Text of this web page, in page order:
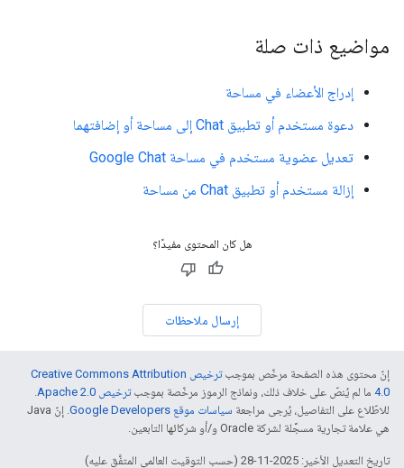
مواضيع ذات صلة
إدراج الأعضاء في مساحة
دعوة مستخدم أو تطبيق Chat إلى مساحة أو إضافتهما
تعديل عضوية مستخدم في مساحة Google Chat
إزالة مستخدم أو تطبيق Chat من مساحة
هل كان المحتوى مفيدًا؟
إرسال ملاحظات
إنّ محتوى هذه الصفحة مرخّص بموجب
ترخيص Creative Commons Attribution
4.0‏ ما لم يُنصّ على خلاف ذلك، ونماذج الرموز مرخّصة بموجبترخيص Apache 2.0‏
.
للاطّلاع على التفاصيل، يُرجى مراجعة سياسات موقع Google Developers‏
. إنّ Java
هي علامة تجارية مسجَّلة لشركة Oracle و/أو شركائها التابعين.
تاريخ التعديل الأخير: 2025-11-28 (حسب التوقيت العالمي المتفَّق عليه)